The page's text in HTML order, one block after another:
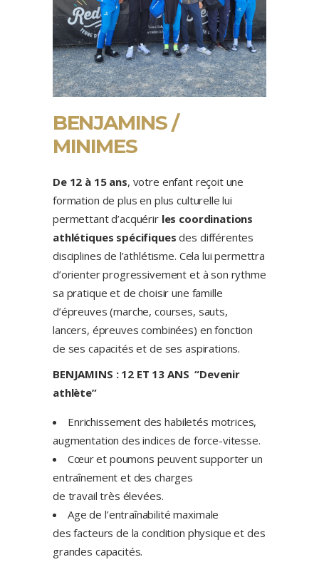
BENJAMINS /
MINIMES
De 12 à 15 ans, votre enfant reçoit une
formation de plus en plus culturelle lui
permettant d’acquérir les coordinations
athlétiques spécifiques des différentes
disciplines de l’athlétisme. Cela lui permettra
d’orienter progressivement et à son rythme
sa pratique et de choisir une famille
d’épreuves (marche, courses, sauts,
lancers, épreuves combinées) en fonction
de ses capacités et de ses aspirations.
BENJAMINS : 12 ET 13 ANS “Devenir
athlète”
Enrichissement des habiletés motrices,
augmentation des indices de force-vitesse.
Cœur et poumons peuvent supporter un
entraînement et des charges
de travail très élevées.
Age de l’entraînabilité maximale
des facteurs de la condition physique et des
grandes capacités.